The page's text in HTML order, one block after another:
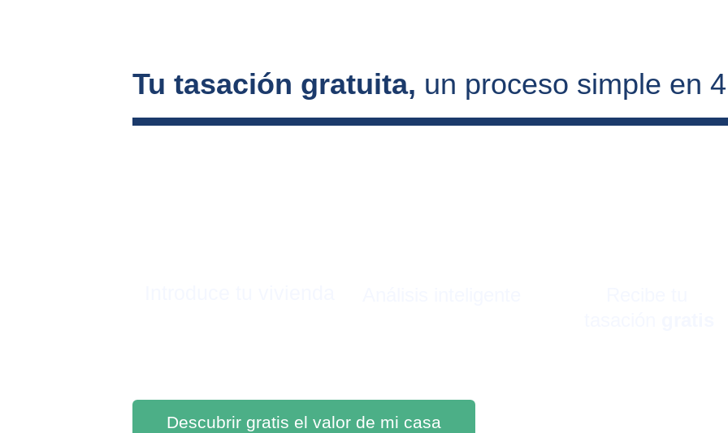
Descubrir gratis el valor de mi casa
Tu tasación gratuita, un proceso simple en